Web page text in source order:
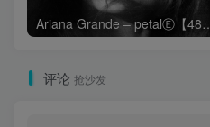
Ariana Grande –
评论 抢沙发